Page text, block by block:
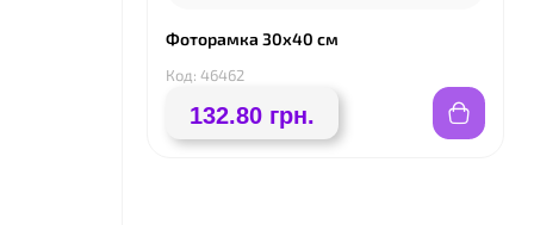
Фоторамка 30х40 см
Код: 46462
132.80 грн.